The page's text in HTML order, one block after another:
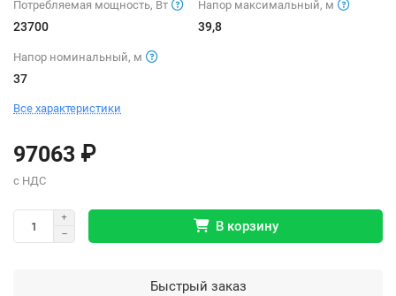
Потребляемая мощность, Вт
23700
Напор максимальный, м
39,8
Напор номинальный, м
37
Все характеристики
97063 ₽
В корзину
Быстрый заказ